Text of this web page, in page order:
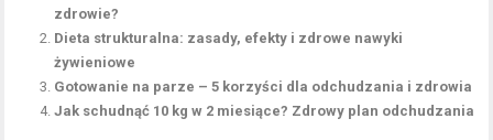
zdrowie?
Dieta strukturalna: zasady, efekty i zdrowe nawyki
żywieniowe
Gotowanie na parze – 5 korzyści dla odchudzania i zdrowia
Jak schudnąć 10 kg w 2 miesiące? Zdrowy plan odchudzania